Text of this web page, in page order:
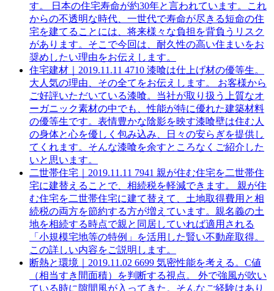
す。
日本の住宅寿命が約30年と言われています。これ
からの不透明な時代、一世代で寿命が尽きる短命の住
宅を建てることには、将来様々な負担を背負うリスク
があります。そこで今回は、耐久性の高い住まいをお
奨めしたい理由をお伝えします。
住宅建材｜ 2019.11.11 4710 漆喰は仕上げ材の優等生。
大人気の理由、その全てをお伝えします。
お客様から
ご好評いただいている漆喰。当社が取り扱う上質なオ
ーガニック素材の中でも、性能が特に優れた建築材料
の優等生です。表情豊かな陰影を映す漆喰壁は住む人
の身体と心を優しく包み込み、日々の安らぎを提供し
てくれます。そんな漆喰を余すところなくご紹介した
いと思います。
二世帯住宅｜ 2019.11.11 7941 親が住む住宅を二世帯住
宅に建替えることで、相続税を軽減できます。
親が住
む住宅を二世帯住宅に建て替えて、土地取得費用と相
続税の両方を節約する方が増えています。親名義の土
地を相続する時点で親と同居していれば適用される
「小規模宅地等の特例」を活用した賢い不動産取得。
この詳しい内容をご説明します。
断熱と環境｜ 2019.11.02 6699 気密性能を考える。C値
（相当すき間面積）を判断する視点。
外で強風が吹い
ている時に隙間風が入ってきた。そんなご経験はあり